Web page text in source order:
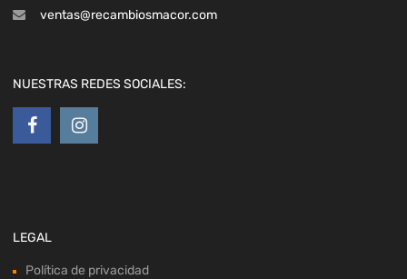
ventas@recambiosmacor.com
NUESTRAS REDES SOCIALES:
LEGAL
Política de privacidad